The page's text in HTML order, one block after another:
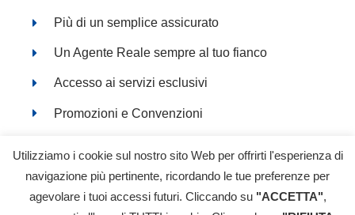
Più di un semplice assicurato
Un Agente Reale sempre al tuo fianco
Accesso ai servizi esclusivi
Promozioni e Convenzioni
Utilizziamo i cookie sul nostro sito Web per offrirti l'esperienza di
navigazione più pertinente, ricordando le tue preferenze per
agevolare i tuoi accessi futuri. Cliccando su "ACCETTA",